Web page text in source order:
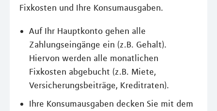
Fixkosten und Ihre Konsumausgaben.
Auf Ihr Hauptkonto gehen alle
Zahlungseingänge ein (z.B. Gehalt).
Hiervon werden alle monatlichen
Fixkosten abgebucht (z.B. Miete,
Versicherungsbeiträge, Kreditraten).
Ihre Konsumausgaben decken Sie mit dem